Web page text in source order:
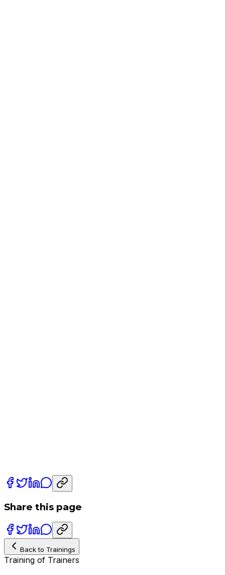
Share this page
Back to Trainings
Training of Trainers